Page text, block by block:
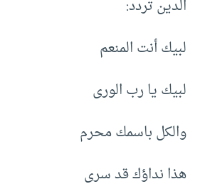
الدين تردد:
لبيك أنت المنعم
لبيك يا رب الورى
والكل باسمك محرم
هذا نداؤك قد سرى